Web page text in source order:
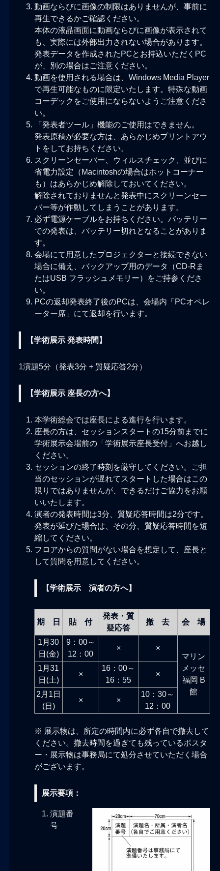
動画ならびに画像の制限はありませんが、事前に
再生できるかご確認ください。
本体の液晶画面に動画ならびに画像が表示されて
も、実際には外部出力されない場合があります。
発表データを作成されたPCとお持込いただくPC
が、別の場合はご注意ください。
動画を使用される場合は、Windows Media Player
で再生可能なものに限定いたします。特殊な動画
コーデックをご使用にならないようご注意くださ
い。
「発表者ツール」機能のご使用はできません。
発表原稿が必要な方は、あらかじめプリントアウ
トをしてお持ちください。
スクリーンセーバー、ウィルスチェック、並びに
省電力設定（Macintoshの場合はホットコーナー
も）はあらかじめ解除しておいてください。
解除されておりませんと発表中にスクリーンセー
バー等が作動してしまうことがあります。
必ず電源ケーブルをお持ちください。バッテリー
での発表は、バッテリー切れとなることがありま
す。
会場にて用意したプロジェクターと接続できない
場合に備え、バックアップ用のデータ（CD-Rま
たはUSB フラッシュメモリー）をご持参くださ
い。
PCの返却発表終了後のPCは、会場内「PCオペレ
ーター席」にて返却を行います。
【学術展示 発表時間】
1演題5分（発表3分 + 質疑応答2分）
【学術展示 座長の方へ】
本学術総会では座長による進行を行います。
座長の方は、セッションスタートの15分前までに
学術展示会場前の「学術展示座長受付」へお越し
ください。
セッションの終了時刻を厳守してください。ご担
当のセッションが遅れてスタートした場合はこの
限りではありませんが、できるだけご協力をお願
いいたします。
演者の発表時間は3分、質疑応答時間は2分です。
発表が延びた場合は、その分、質疑応答時間を短
縮してください。
フロアからの質問がない場合を想定して、座長と
して質問を用意してください。
【学術展示 演者の方へ】
期 日 貼 付
発表・質
疑応答
撤 去 会 場
1月30
日(金)
9：00～
12：00
×
×
マリン
メッセ
福岡 B
館
1月31
日(土)
×
16：00～
16：55
×
2月1日
(日)
× ×
10：30～
12：00
※ 展示物は、所定の時間内に必ず各自で撤去して
ください。撤去時間を過ぎても残っているポスタ
ー・展示物は事務局にて処分させていただく場合
がございます。
展示要項：
演題番
号